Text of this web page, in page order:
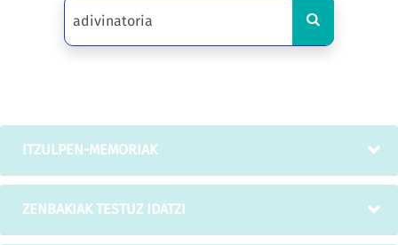
ITZULPEN-MEMORIAK
ZENBAKIAK TESTUZ IDATZI